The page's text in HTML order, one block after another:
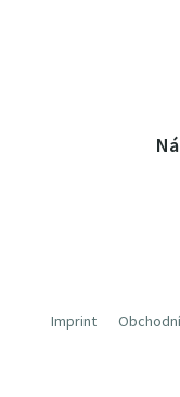
Imprint